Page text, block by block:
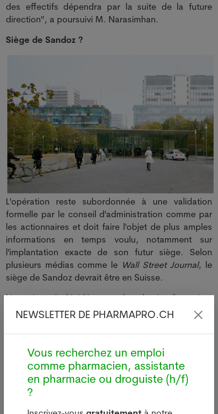
des effectifs dépendra par la suite de la future
direction", a poursuivi M. Narasimhan.
Siège de Sandoz ?
L'opération reste subordonnée à une validation
formelle par le conseil d'administration comme par
les actionnaires et doit faire l'objet de plus amples
informations en temps voulu, notamment sur
l'implantation exacte de son futur siège. Selon
plusieurs médias comme le Wall Street Journal, le
siège de Sandoz devrait être en Suisse.
Novartis avait décidé en octobre dernier d'examiner
toutes les options stratégiques pour maximiser la
valeur actionnariale de Sandoz, au sortir d'un
énième trimestre compliqué pour les médicaments
de substitution (ex. génériques) aux Etats-Unis. Le
groupe s'était alors engagé à arrêter une décision
avant la fin de l'année en cours.
L'actuelle maison-mère, redimensionnée, pourra se
NEWSLETTER DE PHARMAPRO.CH
Vous recherchez un emploi
comme pharmacien, assistante
en pharmacie ou droguiste (h/f)
?